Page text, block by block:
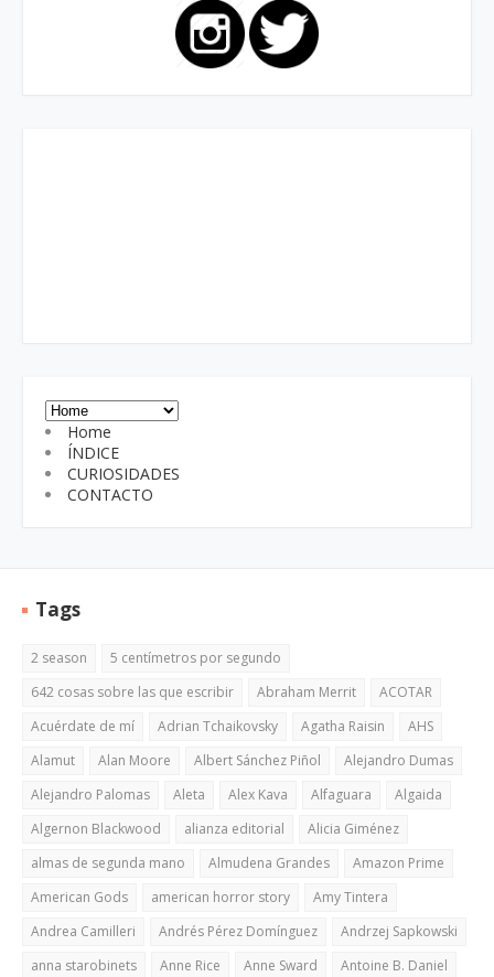
Home
ÍNDICE
CURIOSIDADES
CONTACTO
Tags
2 season
5 centímetros por segundo
642 cosas sobre las que escribir
Abraham Merrit
ACOTAR
Acuérdate de mí
Adrian Tchaikovsky Agatha Raisin
AHS
Alamut
Alan Moore Albert Sánchez Piñol
Alejandro Dumas
Alejandro Palomas
Aleta Alex Kava Alfaguara
Algaida
Algernon Blackwood
alianza editorial
Alicia Giménez
almas de segunda mano
Almudena Grandes
Amazon Prime
American Gods
american horror story
Amy Tintera
Andrea Camilleri
Andrés Pérez Domínguez
Andrzej Sapkowski
anna starobinets
Anne Rice Anne Sward
Antoine B. Daniel